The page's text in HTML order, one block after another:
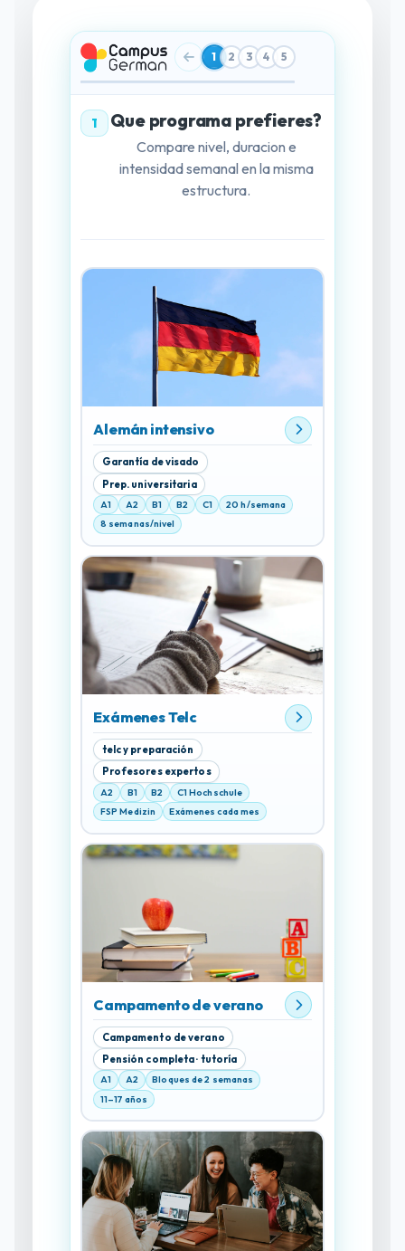
1 2 3 4 5
1 Que programa prefieres?
Compare nivel, duracion e
intensidad semanal en la misma
estructura.
Alemán intensivo
Garantía de visado
Prep. universitaria
A1 A2 B1 B2 C1
20 h/semana
8 semanas/nivel
Exámenes Telc
telc y preparación
Profesores expertos
A2 B1 B2
C1 Hochschule
FSP Medizin
Exámenes cada mes
Campamento de verano
Campamento de verano
Pensión completa · tutoría
A1 A2
Bloques de 2 semanas
11–17 años